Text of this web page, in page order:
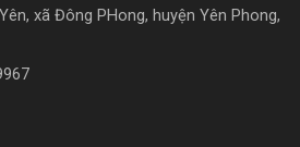
xã Đông PHong, huyện Yên Phong,